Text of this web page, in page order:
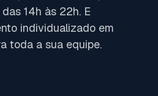
14h às 22h. E
individualizado em
toda a sua equipe.